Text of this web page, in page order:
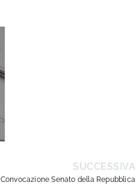
SUCCESSIVA
Convocazione Senato della Repubblica